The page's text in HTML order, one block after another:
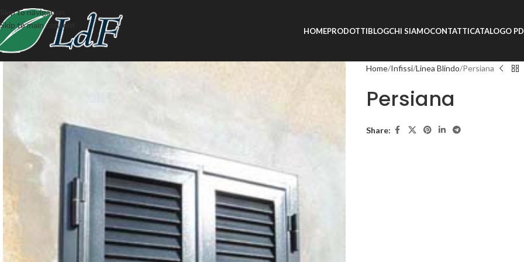
Skip to navigation
Skip to main content
HOMEPRODOTTIBLOGCHI SIAMOCONTATTICATALOGO
Home Infissi Linea Blindo Persiana
Persiana
Share: